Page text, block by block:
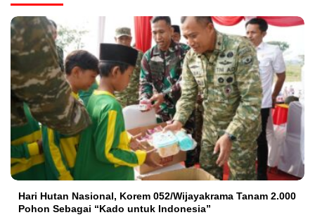
Hari Hutan Nasional, Korem 052/Wijayakrama Tanam 2.000
Pohon Sebagai “Kado untuk Indonesia”